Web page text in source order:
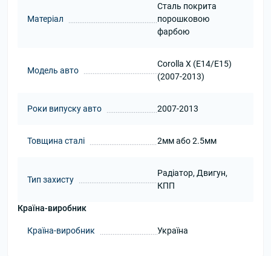
Матеріал
Сталь покрита
порошковою
фарбою
Модель авто
Corolla X (E14/E15)
(2007-2013)
Роки випуску авто 2007-2013
Товщина сталі 2мм або 2.5мм
Тип захисту
Радіатор, Двигун,
КПП
Країна-виробник
Країна-виробник Україна